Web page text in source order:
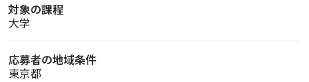
対象の課程
大学
応募者の地域条件
東京都